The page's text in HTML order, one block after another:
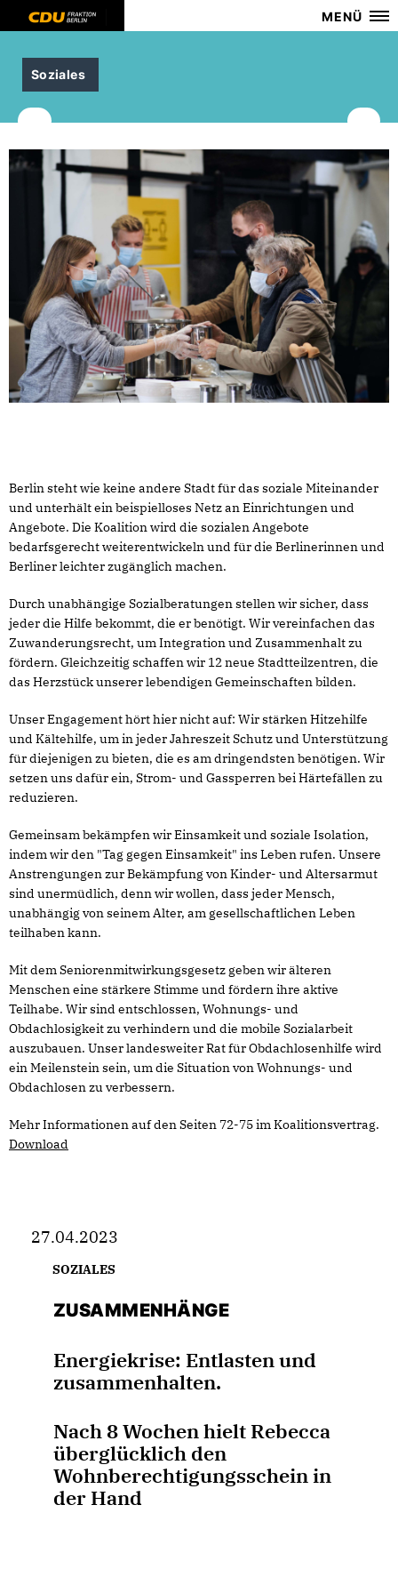
MENÜ
Soziales
Berlin steht wie keine andere Stadt für das soziale Miteinander
und unterhält ein beispielloses Netz an Einrichtungen und
Angebote. Die Koalition wird die sozialen Angebote
bedarfsgerecht weiterentwickeln und für die Berlinerinnen und
Berliner leichter zugänglich machen.
Durch unabhängige Sozialberatungen stellen wir sicher, dass
jeder die Hilfe bekommt, die er benötigt. Wir vereinfachen das
Zuwanderungsrecht, um Integration und Zusammenhalt zu
fördern. Gleichzeitig schaffen wir 12 neue Stadtteilzentren, die
das Herzstück unserer lebendigen Gemeinschaften bilden.
Unser Engagement hört hier nicht auf: Wir stärken Hitzehilfe
und Kältehilfe, um in jeder Jahreszeit Schutz und Unterstützung
für diejenigen zu bieten, die es am dringendsten benötigen. Wir
setzen uns dafür ein, Strom- und Gassperren bei Härtefällen zu
reduzieren.
Gemeinsam bekämpfen wir Einsamkeit und soziale Isolation,
indem wir den "Tag gegen Einsamkeit" ins Leben rufen. Unsere
Anstrengungen zur Bekämpfung von Kinder- und Altersarmut
sind unermüdlich, denn wir wollen, dass jeder Mensch,
unabhängig von seinem Alter, am gesellschaftlichen Leben
teilhaben kann.
Mit dem Seniorenmitwirkungsgesetz geben wir älteren
Menschen eine stärkere Stimme und fördern ihre aktive
Teilhabe. Wir sind entschlossen, Wohnungs- und
Obdachlosigkeit zu verhindern und die mobile Sozialarbeit
auszubauen. Unser landesweiter Rat für Obdachlosenhilfe wird
ein Meilenstein sein, um die Situation von Wohnungs- und
Obdachlosen zu verbessern.
Mehr Informationen auf den Seiten 72-75 im Koalitionsvertrag.
Download
27.04.2023
SOZIALES
ZUSAMMENHÄNGE
Energiekrise: Entlasten und
zusammenhalten.
Nach 8 Wochen hielt Rebecca
überglücklich den
Wohnberechtigungsschein in
der Hand